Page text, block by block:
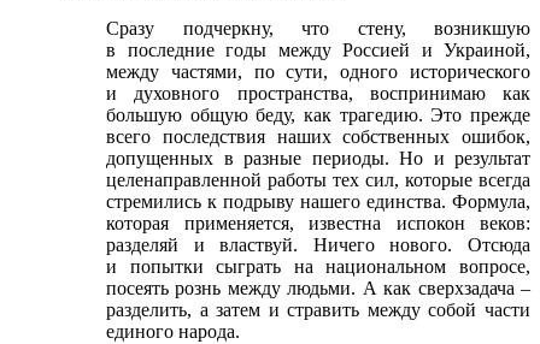
Сразу подчеркну, что стену, возникшую
в последние годы между Россией и Украиной,
между частями, по сути, одного исторического
и духовного пространства, воспринимаю как
большую общую беду, как трагедию. Это прежде
всего последствия наших собственных ошибок,
допущенных в разные периоды. Но и результат
целенаправленной работы тех сил, которые всегда
стремились к подрыву нашего единства. Формула,
которая применяется, известна испокон веков:
разделяй и властвуй. Ничего нового. Отсюда
и попытки сыграть на национальном вопросе,
посеять рознь между людьми. А как сверхзадача –
разделить, а затем и стравить между собой части
единого народа.